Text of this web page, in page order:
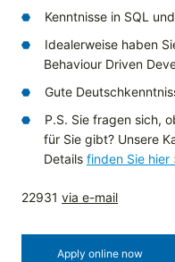
Kenntnisse in SQL
Idealerweise haben
Behaviour Driven
Gute
P.S. Sie fragen sich,
für Sie gibt? Unsere
Details finden Sie hier
22931 via e-mail
Apply online now